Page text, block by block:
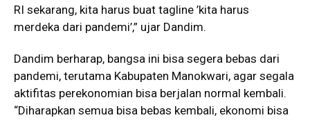
RI sekarang, kita harus buat tagline ’kita harus
merdeka dari pandemi’,” ujar Dandim.
Dandim berharap, bangsa ini bisa segera bebas dari
pandemi, terutama Kabupaten Manokwari, agar segala
aktifitas perekonomian bisa berjalan normal kembali.
“Diharapkan semua bisa bebas kembali, ekonomi bisa